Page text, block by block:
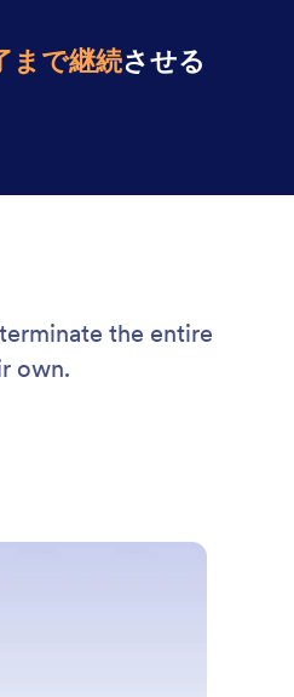
まで継続させる
the entire
own.